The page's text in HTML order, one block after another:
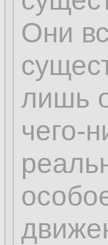
Они
лишь
чего-